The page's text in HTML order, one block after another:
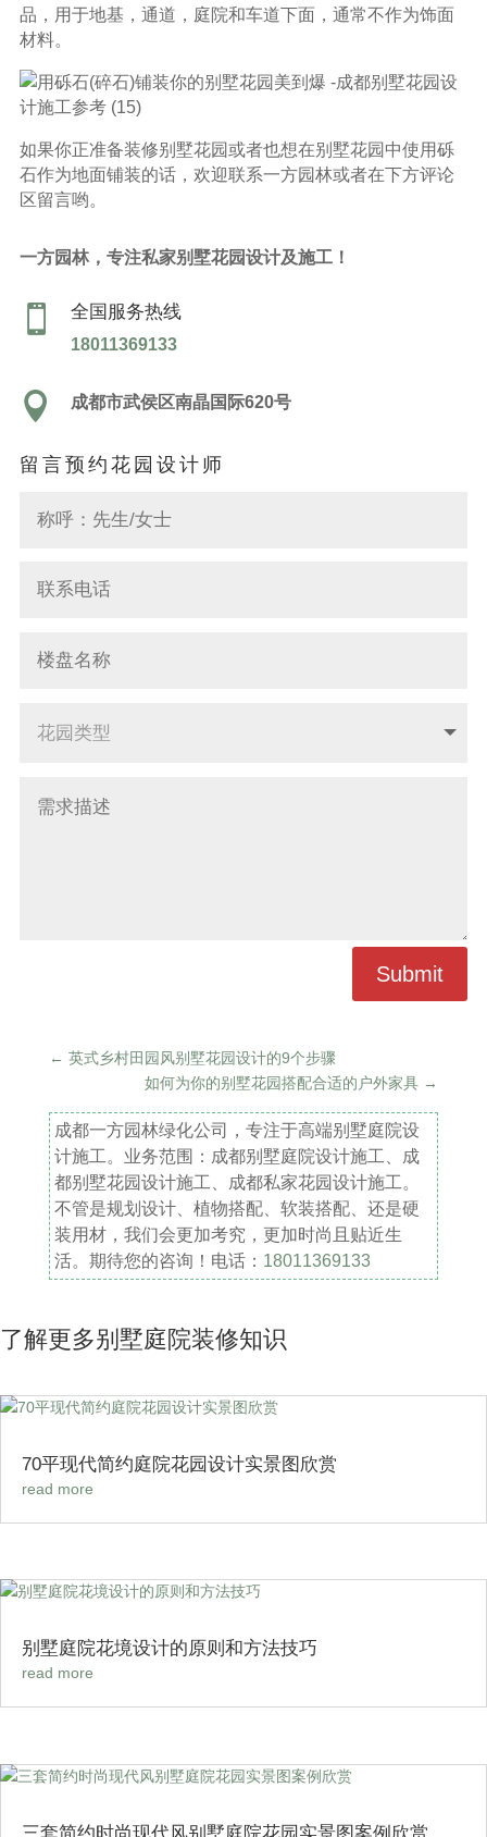
品，用于地基，通道，庭院和车道下面，通常不作为饰面
材料。
如果你正准备装修别墅花园或者也想在别墅花园中使用砾
石作为地面铺装的话，欢迎联系一方园林或者在下方评论
区留言哟。
一方园林，专注私家别墅花园设计及施工！
 全国服务热线
18011369133
 成都市武侯区南晶国际620号
留言预约花园设计师
Submit
← 英式乡村田园风别墅花园设计的9个步骤
如何为你的别墅花园搭配合适的户外家具 →
成都一方园林绿化公司，专注于高端别墅庭院设
计施工。业务范围：成都别墅庭院设计施工、成
都别墅花园设计施工、成都私家花园设计施工。
不管是规划设计、植物搭配、软装搭配、还是硬
装用材，我们会更加考究，更加时尚且贴近生
活。期待您的咨询！电话： 18011369133
了解更多别墅庭院装修知识
70平现代简约庭院花园设计实景图欣赏
read more
别墅庭院花境设计的原则和方法技巧
read more